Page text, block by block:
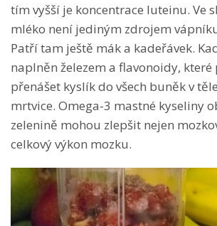
tím vyšší je koncentrace luteinu. Ve
mléko není jediným zdrojem
Patří tam ještě mák a kadeřávek.
naplněn železem a flavonoidy,
přenášet kyslík do všech buněk v
mrtvice. Omega-3 mastné kyseliny
zelenině mohou zlepšit nejen
celkový výkon mozku.